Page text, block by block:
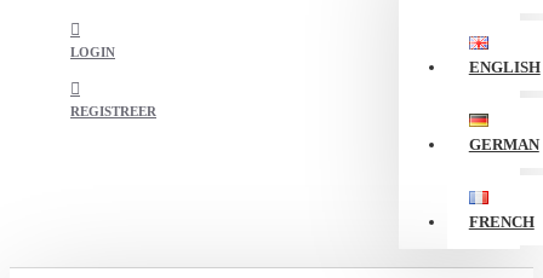
LOGIN
REGISTREER
ENGLISH
GERMAN
FRENCH